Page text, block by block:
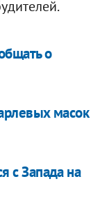
о
масок
с Запада на